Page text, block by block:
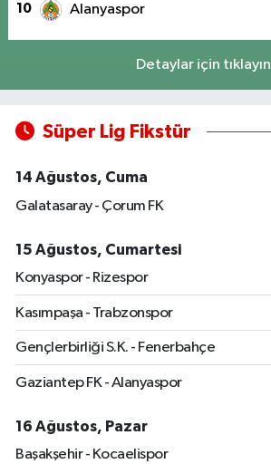
10 Alanyaspor
Detaylar için tıklayın
Süper Lig Fikstür
14 Ağustos, Cuma
Galatasaray - Çorum FK
15 Ağustos, Cumartesi
Konyaspor - Rizespor
Kasımpaşa - Trabzonspor
Gençlerbirliği S.K. - Fenerbahçe
Gaziantep FK - Alanyaspor
16 Ağustos, Pazar
Başakşehir - Kocaelispor